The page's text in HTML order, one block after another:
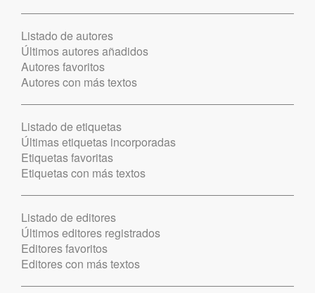
Listado de autores
Últimos autores añadidos
Autores favoritos
Autores con más textos
Listado de etiquetas
Últimas etiquetas incorporadas
Etiquetas favoritas
Etiquetas con más textos
Listado de editores
Últimos editores registrados
Editores favoritos
Editores con más textos